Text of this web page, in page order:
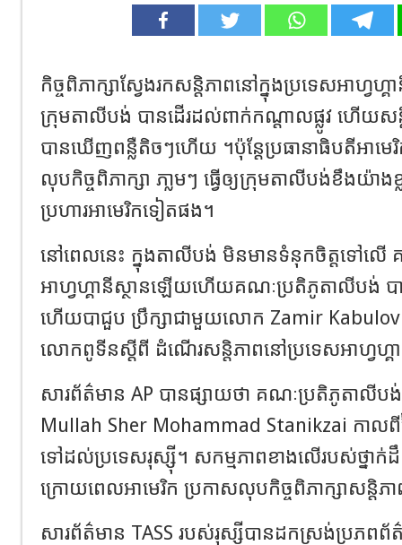
កិច្ចពិភាក្សាស្វែងរកសន្តិភាពនៅក្នុងប្រទេសអាហ្វហ្គ
ក្រុមតាលី​បង់ បានដើរដល់ពាក់កណ្តាល​ផ្លូវ ហើយ​សន្
បានឃើញពន្លឺ​តិចៗ​ហើយ ។​ប៉ុន្តែប្រធានាធិបតីអាម
លុបកិច្ចពិភាក្សា ភា្លមៗ ធ្វើឲ្យក្រុមតាលីបង់ខឹងយ៉ា
ប្រហារអាមេរិកទៀតផង​។
នៅពេលនេះ ក្នុងតាលីបង់ មិនមានទំនុកចិត្តទៅលើ
អាហ្វហ្គានីស្ថាន​ឡើយ​​​ហើយគណៈប្រតិភូតាលីបង់ ប
ហើយបាជួប ប្រឹក្សាជាមួយ​លោក​ Zamir Kabulov
លោកពូទីនស្តីពី ដំណើរសន្តិ​ភាពនៅ​ប្រទេសអាហ្វហ្គ
សារព័ត៌មាន​ AP ​បានផ្សាយថា គណៈប្រតិភូតាលី
Mullah Sher Mohammad Stanikzai កាលពី
ទៅដល់ប្រទេសរុស្ស៊ី។ សកម្មភាព​ខាង​លើ​របស់ថ្នាក់
ក្រោយពេលអាមេរិក ប្រកាសលុប​កិច្ចពិភាក្សា​សន្តិ
សារព័ត៌មាន​ TASS ​របស់រុស្ស៊ីបានដកស្រង់ប្រភពព័ត៌